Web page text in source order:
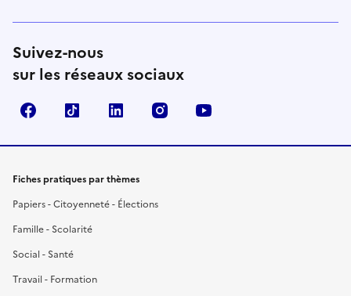
Suivez-nous
sur les réseaux sociaux
FacebookTikTok LinkedIn Instagram
Fiches pratiques par thèmes
Papiers - Citoyenneté - Élections
Famille - Scolarité
Social - Santé
Travail - Formation